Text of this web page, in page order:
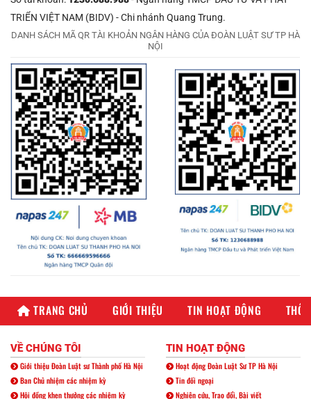
TRIỂN VIỆT NAM (BIDV) - Chi nhánh Quang Trung.
DANH SÁCH MÃ QR TÀI KHOẢN NGÂN HÀNG CỦA ĐOÀN LUẬT SƯ TP HÀ
NỘI
TRANG CHỦ GIỚI THIỆU TIN HOẠT ĐỘNG
VỀ CHÚNG TÔI
Giới thiệu Đoàn Luật sư Thành phố Hà Nội
Ban Chủ nhiệm các nhiệm kỳ
Hội đồng khen thưởng các nhiệm kỳ
TIN HOẠT ĐỘNG
Hoạt động Đoàn Luật Sư TP Hà Nội
Tin đối ngoại
Nghiên cứu, Trao đổi, Bài viết